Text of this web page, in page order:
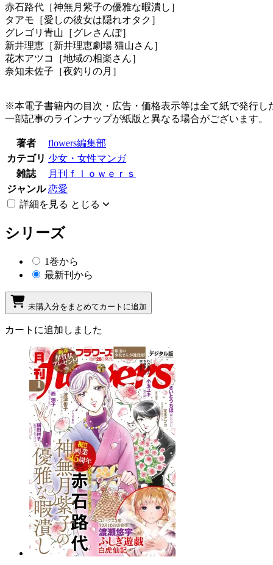
赤石路代［神無月紫子の優雅な暇潰し］
タアモ［愛しの彼女は隠れオタク］
グレゴリ青山［グレさんぽ］
新井理恵［新井理恵劇場 猫山さん］
花木アツコ［地域の相楽さん］
奈知未佐子［夜釣りの月］
※本電子書籍内の目次・広告・価格表示等は全て紙で発行
一部記事のラインナップが紙版と異なる場合がございます。
著者
flowers編集部
カテゴリ 少女・女性マンガ
雑誌
月刊ｆｌｏｗｅｒｓ
ジャンル 恋愛
詳細を見る とじる
シリーズ
1巻から
最新刊から
未購入分をまとめてカートに追加
カートに追加しました